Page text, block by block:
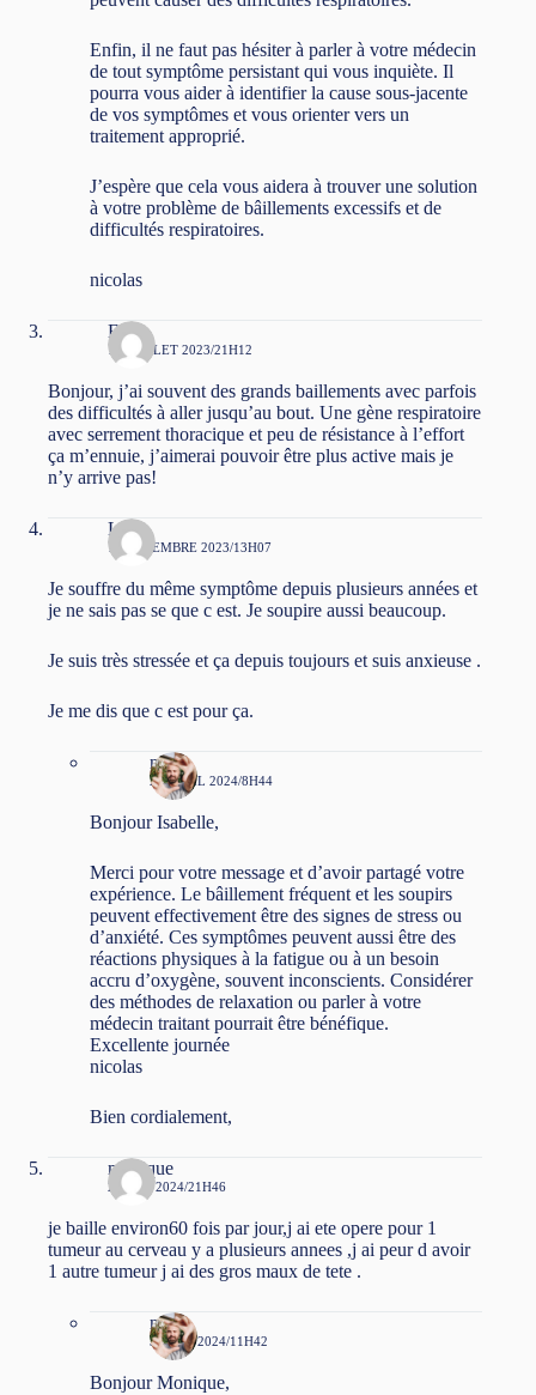
Enfin, il ne faut pas hésiter à parler à votre médecin
de tout symptôme persistant qui vous inquiète. Il
pourra vous aider à identifier la cause sous-jacente
de vos symptômes et vous orienter vers un
traitement approprié.
J’espère que cela vous aidera à trouver une solution
à votre problème de bâillements excessifs et de
difficultés respiratoires.
nicolas
Edith
16 JUILLET 2023/21H12
Bonjour, j’ai souvent des grands baillements avec parfois
des difficultés à aller jusqu’au bout. Une gène respiratoire
avec serrement thoracique et peu de résistance à l’effort
ça m’ennuie, j’aimerai pouvoir être plus active mais je
n’y arrive pas!
Loie
13 DÉCEMBRE 2023/13H07
Je souffre du même symptôme depuis plusieurs années et
je ne sais pas se que c est. Je soupire aussi beaucoup.
Je suis très stressée et ça depuis toujours et suis anxieuse .
Je me dis que c est pour ça.
niko
25 AVRIL 2024/8H44
Bonjour Isabelle,
Merci pour votre message et d’avoir partagé votre
expérience. Le bâillement fréquent et les soupirs
peuvent effectivement être des signes de stress ou
d’anxiété. Ces symptômes peuvent aussi être des
réactions physiques à la fatigue ou à un besoin
accru d’oxygène, souvent inconscients. Considérer
des méthodes de relaxation ou parler à votre
médecin traitant pourrait être bénéfique.
Excellente journée
nicolas
Bien cordialement,
monique
21 MAI 2024/21H46
je baille environ60 fois par jour,j ai ete opere pour 1
tumeur au cerveau y a plusieurs annees ,j ai peur d avoir
1 autre tumeur j ai des gros maux de tete .
niko
30 MAI 2024/11H42
Bonjour Monique,